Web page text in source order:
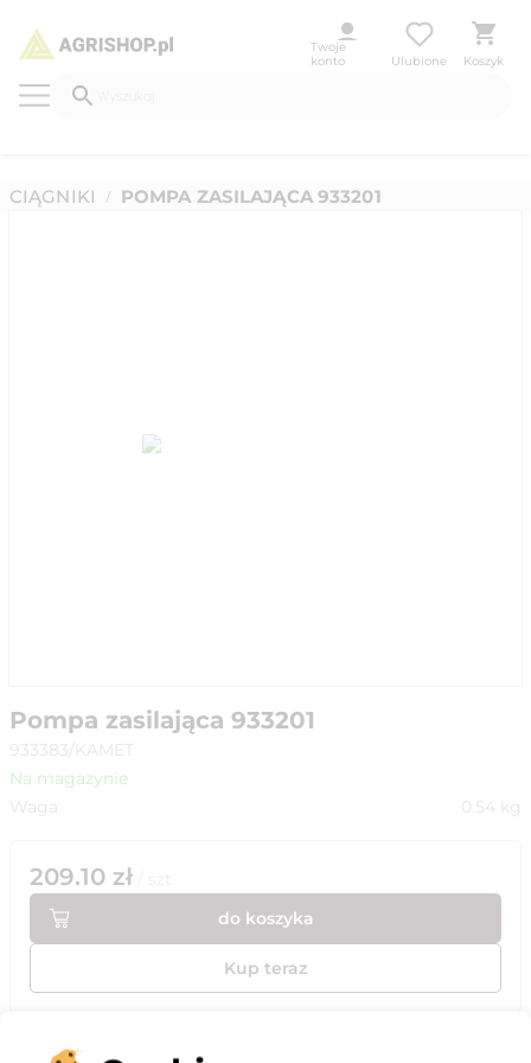
Twoje
konto
Ulubione Koszyk
CIĄGNIKI / POMPA ZASILAJĄCA 933201
Pompa zasilająca 933201
933383/KAMET
Na magazynie
Waga
0.54 kg
209.10 zł
do koszyka
Kup teraz